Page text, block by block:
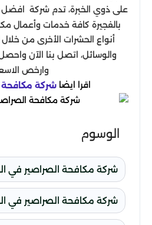
على ذوي الخبرة، تدم شركة افضل
بالفجيرة كافة خدمات وأعمال
أنواع الحشرات الأخرى من خلال
والوسائل، اتصل بنا الآن
وارخص
اقرا ايضا شركة
الوسوم
شركة مكافحة الصراصير في
شركة مكافحة الصراصير في